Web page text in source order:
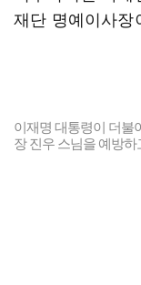
재단 명예이사장
이재명 대통령이 더불
장 진우 스님을 예방